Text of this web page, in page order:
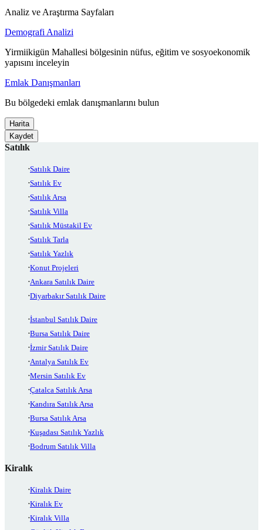
Analiz ve Araştırma Sayfaları
Demografi Analizi
Yirmiikigün Mahallesi bölgesinin nüfus, eğitim ve sosyoekonomik
yapısını inceleyin
Emlak Danışmanları
Bu bölgedeki emlak danışmanlarını bulun
Harita
Kaydet
Satılık
Satılık Daire
Satılık Ev
Satılık Arsa
Satılık Villa
Satılık Müstakil Ev
Satılık Tarla
Satılık Yazlık
Konut Projeleri
Ankara Satılık Daire
Diyarbakır Satılık Daire
İstanbul Satılık Daire
Bursa Satılık Daire
İzmir Satılık Daire
Antalya Satılık Ev
Mersin Satılık Ev
Çatalca Satılık Arsa
Kandıra Satılık Arsa
Bursa Satılık Arsa
Kuşadası Satılık Yazlık
Bodrum Satılık Villa
Kiralık
Kiralık Daire
Kiralık Ev
Kiralık Villa